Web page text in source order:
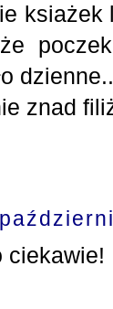
znad
ciekawie!